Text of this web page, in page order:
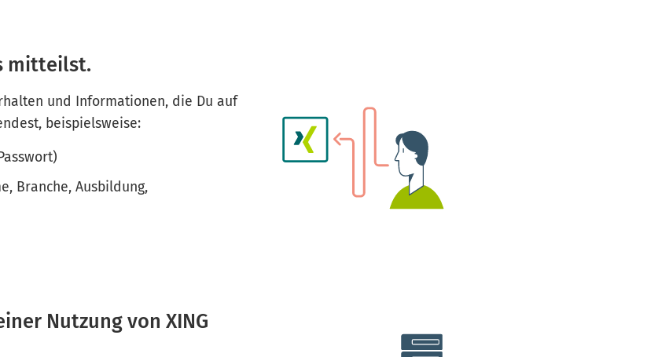
mitteilst.
und Informationen, die Du auf
beispielsweise:
Branche, Ausbildung,
Nutzung von XING